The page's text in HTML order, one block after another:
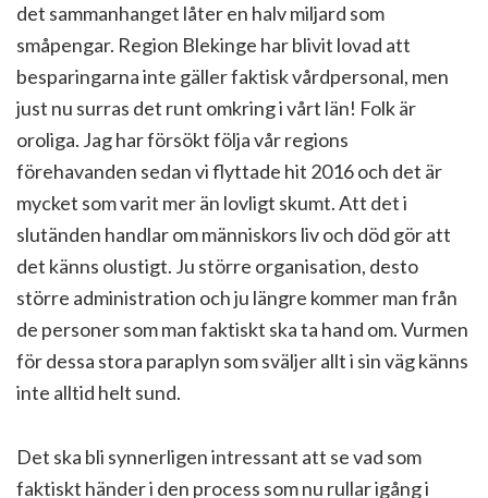
det sammanhanget låter en halv miljard som
småpengar. Region Blekinge har blivit lovad att
besparingarna inte gäller faktisk vårdpersonal, men
just nu surras det runt omkring i vårt län! Folk är
oroliga. Jag har försökt följa vår regions
förehavanden sedan vi flyttade hit 2016 och det är
mycket som varit mer än lovligt skumt. Att det i
slutänden handlar om människors liv och död gör att
det känns olustigt. Ju större organisation, desto
större administration och ju längre kommer man från
de personer som man faktiskt ska ta hand om. Vurmen
för dessa stora paraplyn som sväljer allt i sin väg känns
inte alltid helt sund.
Det ska bli synnerligen intressant att se vad som
faktiskt händer i den process som nu rullar igång i